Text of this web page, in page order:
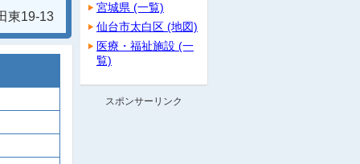
東19-13
宮城県 (一覧)
仙台市太白区 (地図)
医療・福祉施設 (一
覧)
スポンサーリンク